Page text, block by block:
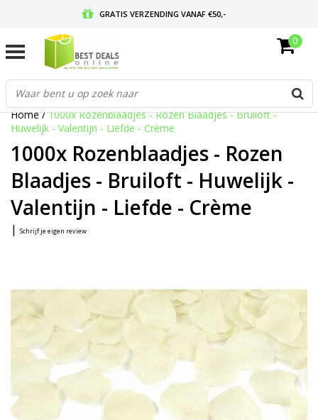
GRATIS VERZENDING VANAF €50,-
GRATIS RETOURNEREN EN 30 DAGEN BEDENKTIJD
0
Home/1000x Rozenblaadjes - Rozen Blaadjes - Bruiloft -
Huwelijk - Valentijn - Liefde - Crème
1000x Rozenblaadjes - Rozen
Blaadjes - Bruiloft - Huwelijk -
Valentijn - Liefde - Crème
| Schrijf je eigen review